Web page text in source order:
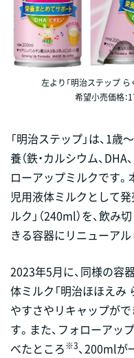
左より「明治ステップ ら
希望小売価格：
「明治ステップ」は、1歳
養（鉄・カルシウム、DHA
ローアップミルクです
児用液体ミルクとして
ルク」（240ml）を、飲
きる容器にリニューアル
2023年5月に、同様の容
体ミルク「明治ほほえみ
やすさやリキャップが
す。また、フォローアッ
べたところ※3、200mlが